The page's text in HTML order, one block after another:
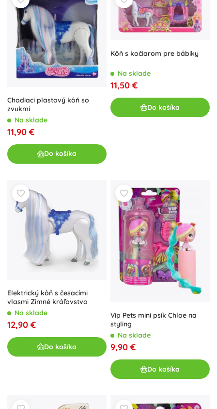
Chodiaci plastový kôň so
zvukmi
Na sklade
11,90 €
Do košíka
Kôň s kočiarom pre bábiky
Na sklade
11,50 €
Do košíka
Elektrický kôň s česacími
vlasmi Zimné kráľovstvo
Na sklade
12,90 €
Do košíka
Vip Pets mini psík Chloe na
styling
Na sklade
9,90 €
Do košíka